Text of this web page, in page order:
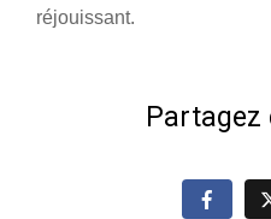
réjouissant.